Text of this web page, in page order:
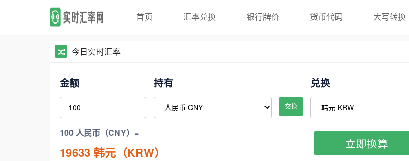
首页 汇率兑换 银行牌价 货币代码 大写转换
今日实时汇率
金额 持有
交换
兑换
100 人民币（CNY）=
19633韩元（KRW）
立即换算